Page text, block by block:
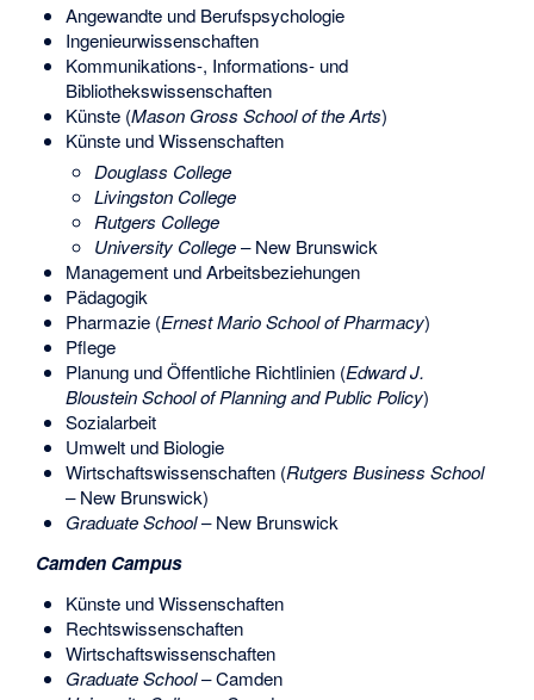
Angewandte und Berufspsychologie
Ingenieurwissenschaften
Kommunikations-, Informations- und
Bibliothekswissenschaften
Künste (Mason Gross School of the Arts)
Künste und Wissenschaften
Douglass College
Livingston College
Rutgers College
University College– New Brunswick
Management und Arbeitsbeziehungen
Pädagogik
Pharmazie (Ernest Mario School of Pharmacy)
Pflege
Planung und Öffentliche Richtlinien (Edward J.
Bloustein School of Planning and Public Policy)
Sozialarbeit
Umwelt und Biologie
Wirtschaftswissenschaften (Rutgers Business School
– New Brunswick)
Graduate School– New Brunswick
Camden Campus
Künste und Wissenschaften
Rechtswissenschaften
Wirtschaftswissenschaften
Graduate School– Camden